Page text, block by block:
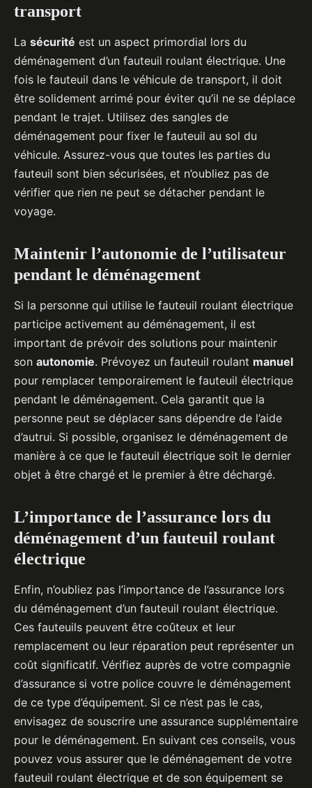
transport
La sécurité est un aspect primordial lors du
déménagement d’un fauteuil roulant électrique. Une
fois le fauteuil dans le véhicule de transport, il doit
être solidement arrimé pour éviter qu’il ne se déplace
pendant le trajet. Utilisez des sangles de
déménagement pour fixer le fauteuil au sol du
véhicule. Assurez-vous que toutes les parties du
fauteuil sont bien sécurisées, et n’oubliez pas de
vérifier que rien ne peut se détacher pendant le
voyage.
Maintenir l’autonomie de l’utilisateur
pendant le déménagement
Si la personne qui utilise le fauteuil roulant électrique
participe activement au déménagement, il est
important de prévoir des solutions pour maintenir
son autonomie. Prévoyez un fauteuil roulant manuel
pour remplacer temporairement le fauteuil électrique
pendant le déménagement. Cela garantit que la
personne peut se déplacer sans dépendre de l’aide
d’autrui. Si possible, organisez le déménagement de
manière à ce que le fauteuil électrique soit le dernier
objet à être chargé et le premier à être déchargé.
L’importance de l’assurance lors du
déménagement d’un fauteuil roulant
électrique
Enfin, n’oubliez pas l’importance de l’assurance lors
du déménagement d’un fauteuil roulant électrique.
Ces fauteuils peuvent être coûteux et leur
remplacement ou leur réparation peut représenter un
coût significatif. Vérifiez auprès de votre compagnie
d’assurance si votre police couvre le déménagement
de ce type d’équipement. Si ce n’est pas le cas,
envisagez de souscrire une assurance supplémentaire
pour le déménagement. En suivant ces conseils, vous
pouvez vous assurer que le déménagement de votre
fauteuil roulant électrique et de son équipement se